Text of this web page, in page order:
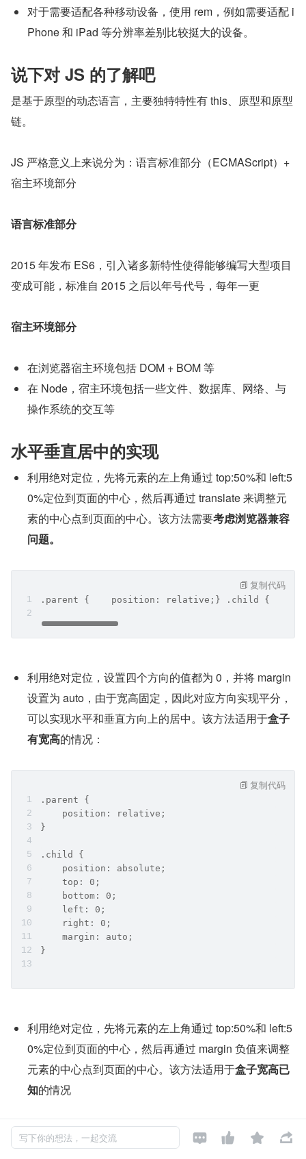
对于需要适配各种移动设备，使用 rem，例如需要适配 i
Phone 和 iPad 等分辨率差别比较挺大的设备。
说下对 JS 的了解吧
是基于原型的动态语言，主要独特特性有 this、原型和原型
链。
JS 严格意义上来说分为：语言标准部分（ECMAScript）+
宿主环境部分
语言标准部分
2015 年发布 ES6，引入诸多新特性使得能够编写大型项目
变成可能，标准自 2015 之后以年号代号，每年一更
宿主环境部分
在浏览器宿主环境包括 DOM + BOM 等
在 Node，宿主环境包括一些文件、数据库、网络、与
操作系统的交互等
水平垂直居中的实现
利用绝对定位，先将元素的左上角通过 top:50%和 left:5
0%定位到页面的中心，然后再通过 translate 来调整元
素的中心点到页面的中心。该方法需要考虑浏览器兼容
问题。
.parent {    position: relative;} .child {
复制代码
利用绝对定位，设置四个方向的值都为 0，并将 margin
设置为 auto，由于宽高固定，因此对应方向实现平分，
可以实现水平和垂直方向上的居中。该方法适用于盒子
有宽高的情况：
.parent {
    position: relative;
}
.child {
    position: absolute;
    top: 0;
    bottom: 0;
    left: 0;
    right: 0;
    margin: auto;
}
复制代码
利用绝对定位，先将元素的左上角通过 top:50%和 left:5
0%定位到页面的中心，然后再通过 margin 负值来调整
元素的中心点到页面的中心。该方法适用于盒子宽高已
知的情况
.parent {
复制代码
写下你的想法，一起交流    